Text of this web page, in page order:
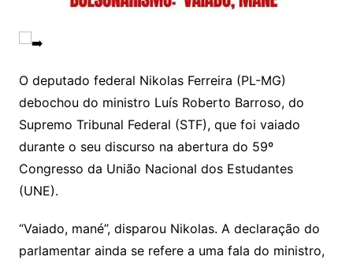
O deputado federal Nikolas Ferreira (PL-MG)
debochou do ministro Luís Roberto Barroso, do
Supremo Tribunal Federal (STF), que foi vaiado
durante o seu discurso na abertura do 59º
Congresso da União Nacional dos Estudantes
(UNE).
“Vaiado, mané”, disparou Nikolas. A declaração do
parlamentar ainda se refere a uma fala do ministro,